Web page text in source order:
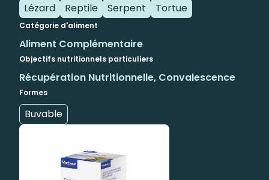
Lézard Reptile Serpent Tortue
Catégorie d'aliment
Aliment Complémentaire
Objectifs nutritionnels particuliers
Récupération Nutritionnelle, Convalescence
Formes
Buvable